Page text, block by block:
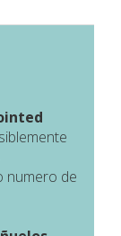
numero de